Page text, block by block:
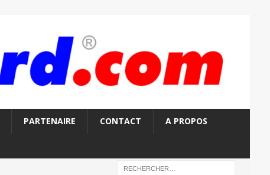
PARTENAIRE CONTACT A PROPOS